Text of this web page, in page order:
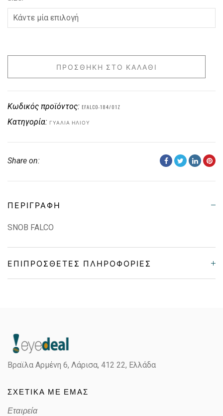
ΠΡΟΣΘΉΚΗ ΣΤΟ ΚΑΛΆΘΙ
Κωδικός προϊόντος: EFALCO-184/01Z
Κατηγορία: ΓΥΑΛΙΆ ΗΛΊΟΥ
Share on:
ΠΕΡΙΓΡΑΦΉ
SNOB FALCO
ΕΠΙΠΡΌΣΘΕΤΕΣ ΠΛΗΡΟΦΟΡΊΕΣ
Color
Lens Color GRAY
Color code
Βραϊλα Αρμένη 6, Λάρισα, 412 22, Ελλάδα
ΣΧΕΤΙΚΑ ΜΕ ΕΜΑΣ
Εταιρεία